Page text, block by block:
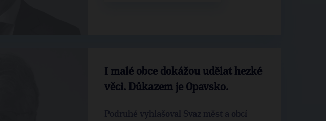
I malé obce dokážou udělat hezké
věci. Důkazem je Opavsko.
Podruhé vyhlašoval Svaz měst a obcí